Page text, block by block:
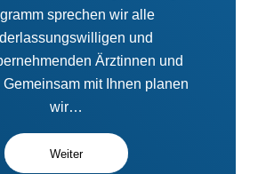
sprechen wir alle
und
Ärztinnen und
Gemeinsam mit Ihnen planen
wir…
Weiter